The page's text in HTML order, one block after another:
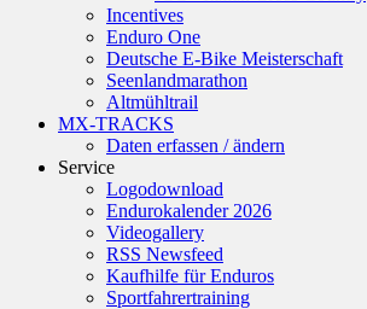
Incentives
Enduro One
Deutsche E-Bike Meisterschaft
Seenlandmarathon
Altmühltrail
MX-TRACKS
Daten erfassen / ändern
Service
Logodownload
Endurokalender 2026
Videogallery
RSS Newsfeed
Kaufhilfe für Enduros
Sportfahrertraining